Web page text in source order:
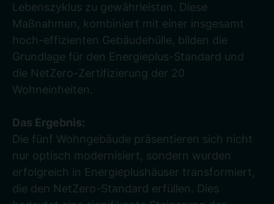
Lebenszyklus zu gewährleisten. Diese
Maßnahmen, kombiniert mit einer insgesamt
hoch-effizienten Gebäudehülle, bilden die
Grundlage für den Energieplus-Standard und
die NetZero-Zertifizierung der 20
Wohneinheiten.
Das Ergebnis:
Die fünf Wohngebäude präsentieren sich nicht
nur optisch modernisiert, sondern wurden
erfolgreich in Energieplushäuser transformiert,
die den NetZero-Standard erfüllen. Dies